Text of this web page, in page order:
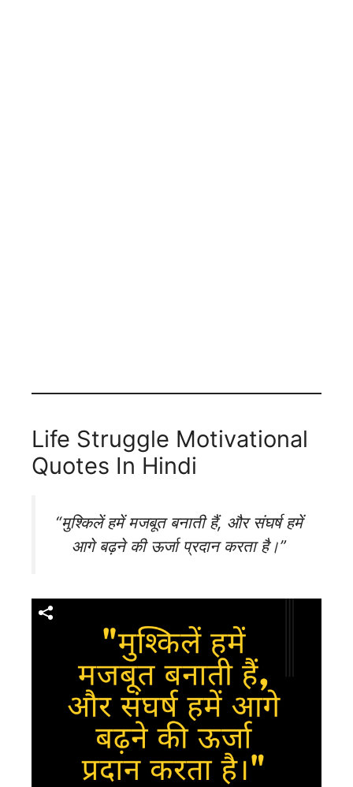
Life Struggle Motivational
Quotes In Hindi
“मुश्किलें हमें मजबूत बनाती हैं, और संघर्ष हमें
आगे बढ़ने की ऊर्जा प्रदान करता है।”